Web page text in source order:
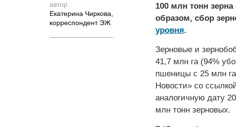
автор:
Екатерина Чиркова
корреспондент ЭЖ
100 млн тонн зерна
образом, сбор
уровня.
Зерновые и
41,7 млн га (94%
пшеницы с 25 млн
Новости» со
аналогичную дату
млн тонн зерновых.